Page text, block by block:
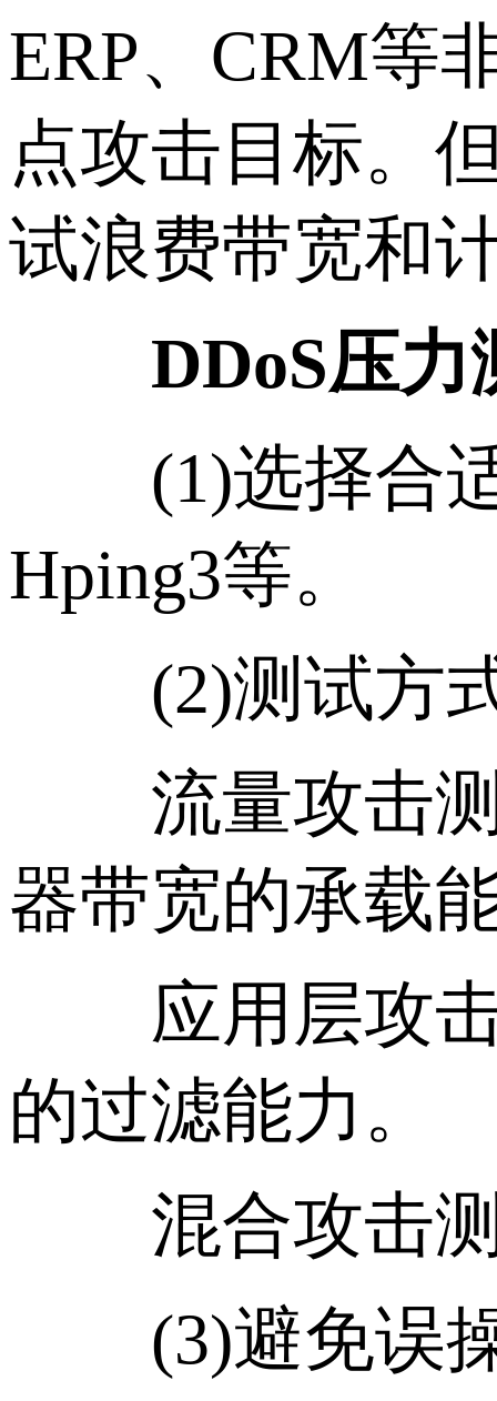
ERP、CRM等
点攻击目标。
试浪费带宽和
DDoS压
(1)选择合适
Hping3等。
(2)测试方
流量攻击测
器带宽的承载
应用层攻击
的过滤能力。
混合攻击测
(3)避免误